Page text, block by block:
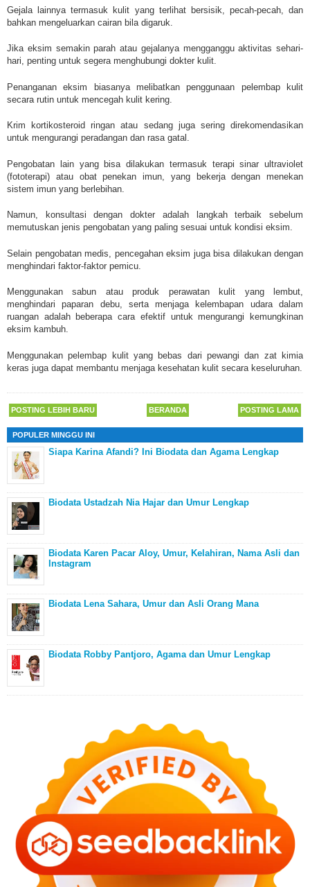
Gejala lainnya termasuk kulit yang terlihat bersisik, pecah-pecah, dan
bahkan mengeluarkan cairan bila digaruk.
Jika eksim semakin parah atau gejalanya mengganggu aktivitas sehari-
hari, penting untuk segera menghubungi dokter kulit.
Penanganan eksim biasanya melibatkan penggunaan pelembap kulit
secara rutin untuk mencegah kulit kering.
Krim kortikosteroid ringan atau sedang juga sering direkomendasikan
untuk mengurangi peradangan dan rasa gatal.
Pengobatan lain yang bisa dilakukan termasuk terapi sinar ultraviolet
(fototerapi) atau obat penekan imun, yang bekerja dengan menekan
sistem imun yang berlebihan.
Namun, konsultasi dengan dokter adalah langkah terbaik sebelum
memutuskan jenis pengobatan yang paling sesuai untuk kondisi eksim.
Selain pengobatan medis, pencegahan eksim juga bisa dilakukan dengan
menghindari faktor-faktor pemicu.
Menggunakan sabun atau produk perawatan kulit yang lembut,
menghindari paparan debu, serta menjaga kelembapan udara dalam
ruangan adalah beberapa cara efektif untuk mengurangi kemungkinan
eksim kambuh.
Menggunakan pelembap kulit yang bebas dari pewangi dan zat kimia
keras juga dapat membantu menjaga kesehatan kulit secara keseluruhan.
POSTING LEBIH BARU POSTING LAMA
BERANDA
POPULER MINGGU INI
Siapa Karina Afandi? Ini Biodata dan Agama Lengkap
Biodata Ustadzah Nia Hajar dan Umur Lengkap
Biodata Karen Pacar Aloy, Umur, Kelahiran, Nama Asli dan
Instagram
Biodata Lena Sahara, Umur dan Asli Orang Mana
Biodata Robby Pantjoro, Agama dan Umur Lengkap